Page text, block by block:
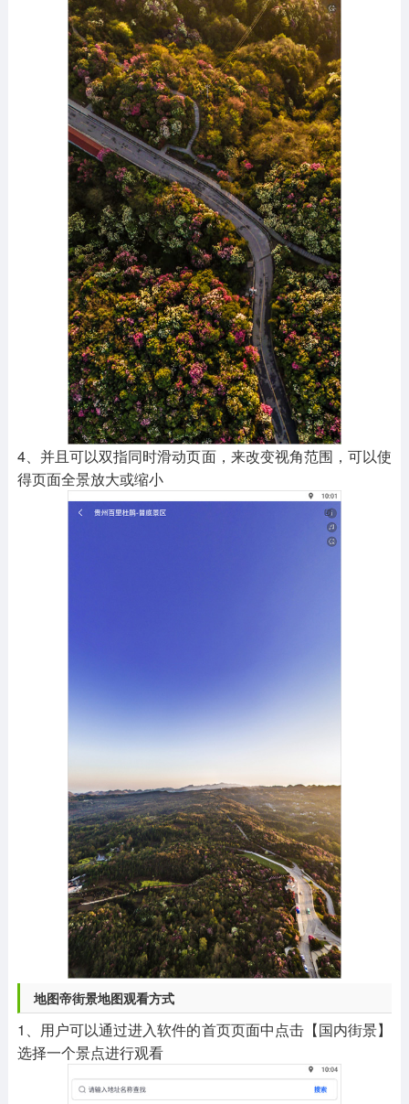
4、并且可以双指同时滑动页面，来改变视角范围，可以使
得页面全景放大或缩小
地图帝街景地图观看方式
1、用户可以通过进入软件的首页页面中点击【国内街景】
选择一个景点进行观看